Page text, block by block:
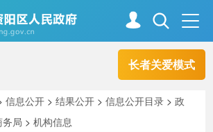
长者关爱模式
走进资阳
信息公开 >结果公开 >信息公开目录 >政
务局 >机构信息